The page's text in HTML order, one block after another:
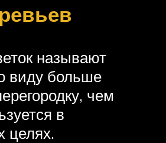
называют
виду больше
чем
в
целях.